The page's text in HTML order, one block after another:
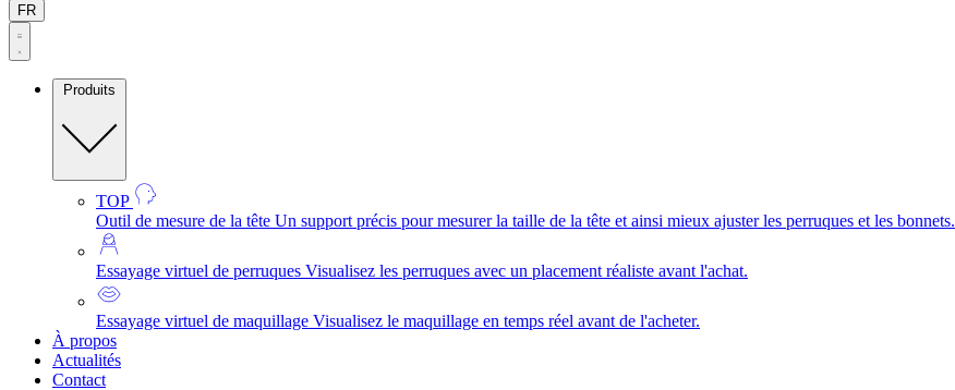
FR
Produits
TOP
Outil de mesure de la tête Un support précis pour mesurer la taille de la tête et ainsi mieux ajuster les perruques et les bonnets.
Essayage virtuel de perruques Visualisez les perruques avec un placement réaliste avant l'achat.
Essayage virtuel de maquillage Visualisez le maquillage en temps réel avant de l'acheter.
À propos
Actualités
Contact